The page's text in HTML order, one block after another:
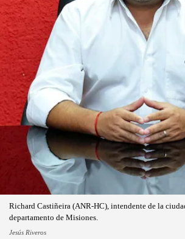
Richard Castiñeira (ANR-HC), intendente de la
departamento de Misiones.
Jesús Riveros